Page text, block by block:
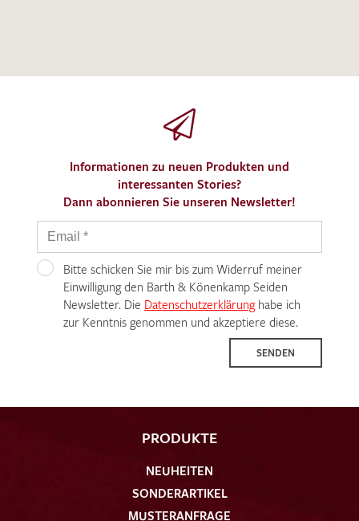
Informationen zu neuen Produkten und
interessanten Stories?
Dann abonnieren Sie unseren Newsletter!
Bitte schicken Sie mir bis zum Widerruf meiner
Einwilligung den Barth & Könenkamp Seiden
Newsletter. Die Datenschutzerklärunghabe ich
zur Kenntnis genommen und akzeptiere diese.
SENDEN
PRODUKTE
NEUHEITEN
SONDERARTIKEL
MUSTERANFRAGE